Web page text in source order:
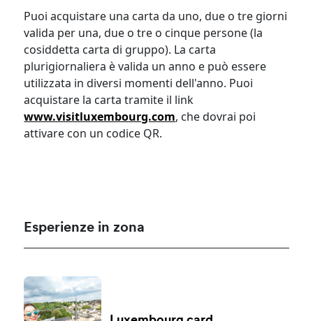
Puoi acquistare una carta da uno, due o tre giorni
valida per una, due o tre o cinque persone (la
cosiddetta carta di gruppo). La carta
plurigiornaliera è valida un anno e può essere
utilizzata in diversi momenti dell'anno. Puoi
acquistare la carta tramite il link
www.visitluxembourg.com, che dovrai poi
attivare con un codice QR.
Esperienze in zona